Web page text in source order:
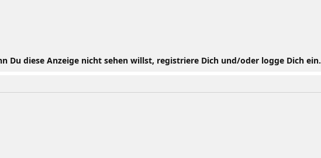
Du diese Anzeige nicht sehen willst, registriere Dich und/oder logge Dich ein.